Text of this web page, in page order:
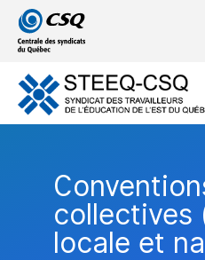
Passer
au
menu
principal
Passer
au
contenu
collectives
locale et